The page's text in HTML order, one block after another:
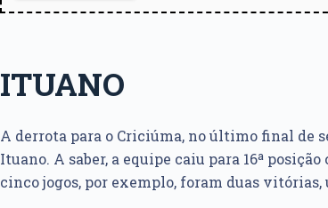
ITUANO
A derrota para o Criciúma, no último final de
Ituano. A saber, a equipe caiu para 16ª
cinco jogos, por exemplo, foram duas vitórias,